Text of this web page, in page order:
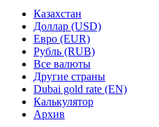
Казахстан
Доллар (USD)
Евро (EUR)
Рубль (RUB)
Все валюты
Другие страны
Dubai gold rate (EN)
Калькулятор
Архив